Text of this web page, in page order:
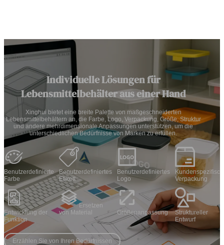
Individuelle Lösungen für
Lebensmittelbehälter aus einer Hand
Xinghui bietet eine breite Palette von maßgeschneiderten
Lebensmittelbehältern an, die Farbe, Logo, Verpackung, Größe, Struktur
und andere mehrdimensionale Anpassungen unterstützen, um die
unterschiedlichen Bedürfnisse von Marken zu erfüllen.
Benutzerdefinierte
Farbe
Benutzerdefiniertes
Etikett
Benutzerdefiniertes
Logo
Verpackung
Entwicklung der
Funktion
Ersetzen
von Material
Größenanpassung
Struktureller
Entwurf
Erzählen Sie von Ihren Bedürfnissen